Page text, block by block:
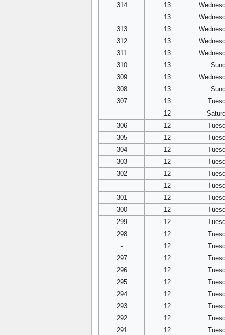
314
13
13
313
13
312
13
311
13
310
13
309
13
308
13
307
13
-
12
306
12
305
12
304
12
303
12
302
12
-
12
301
12
300
12
299
12
298
12
-
12
297
12
296
12
295
12
294
12
293
12
292
12
291
12